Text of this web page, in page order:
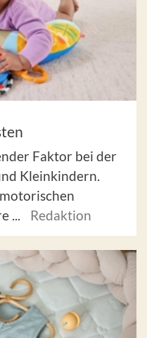
Faktor bei der
Kleinkindern.
...
Redaktion